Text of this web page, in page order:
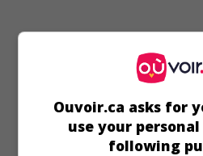
Ouvoir.ca asks for
use your
following